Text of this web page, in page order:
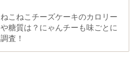
ねこねこチーズケーキのカロリー
や糖質は？にゃんチーも味ごとに
調査！